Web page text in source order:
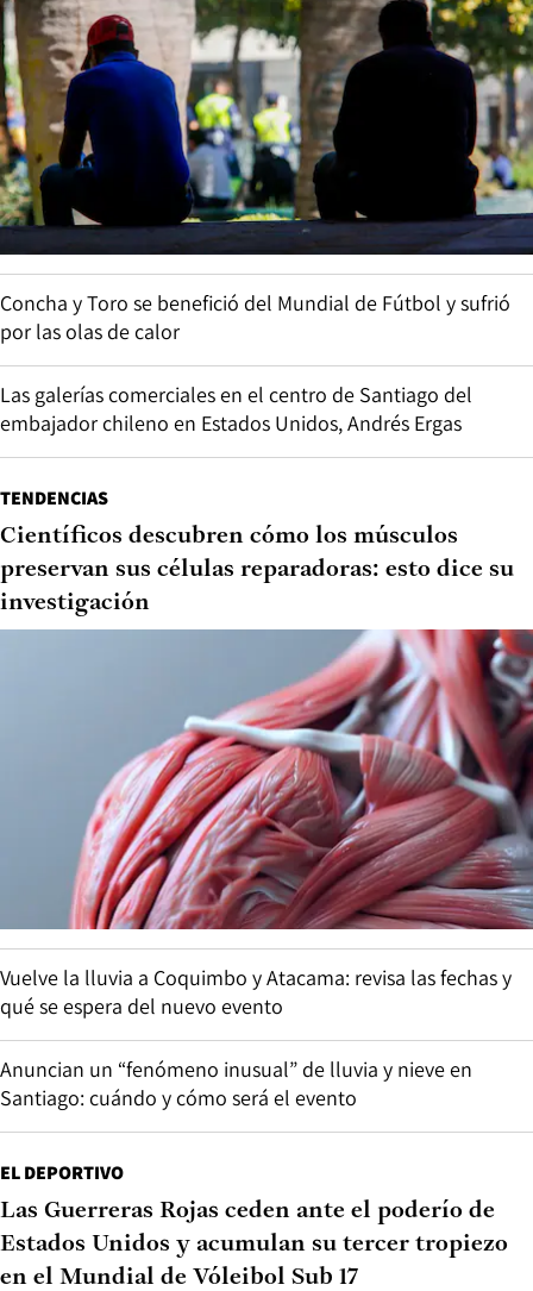
Concha y Toro se benefició del Mundial de Fútbol y sufrió
por las olas de calor
Las galerías comerciales en el centro de Santiago del
embajador chileno en Estados Unidos, Andrés Ergas
TENDENCIAS
Científicos descubren cómo los músculos
preservan sus células reparadoras: esto dice su
investigación
Vuelve la lluvia a Coquimbo y Atacama: revisa las fechas y
qué se espera del nuevo evento
Anuncian un “fenómeno inusual” de lluvia y nieve en
Santiago: cuándo y cómo será el evento
EL DEPORTIVO
Las Guerreras Rojas ceden ante el poderío de
Estados Unidos y acumulan su tercer tropiezo
en el Mundial de Vóleibol Sub 17